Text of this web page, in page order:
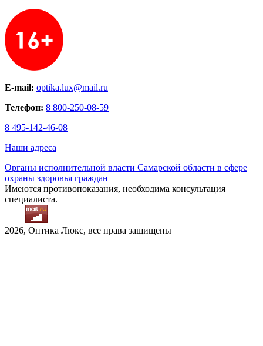
E-mail: optika.lux@mail.ru
Телефон: 8 800-250-08-59
8 495-142-46-08
Наши адреса
Органы исполнительной власти Самарской области в сфере
охраны здоровья граждан
Имеются противопоказания, необходима консультация
специалиста.
2026, Оптика Люкс, все права защищены